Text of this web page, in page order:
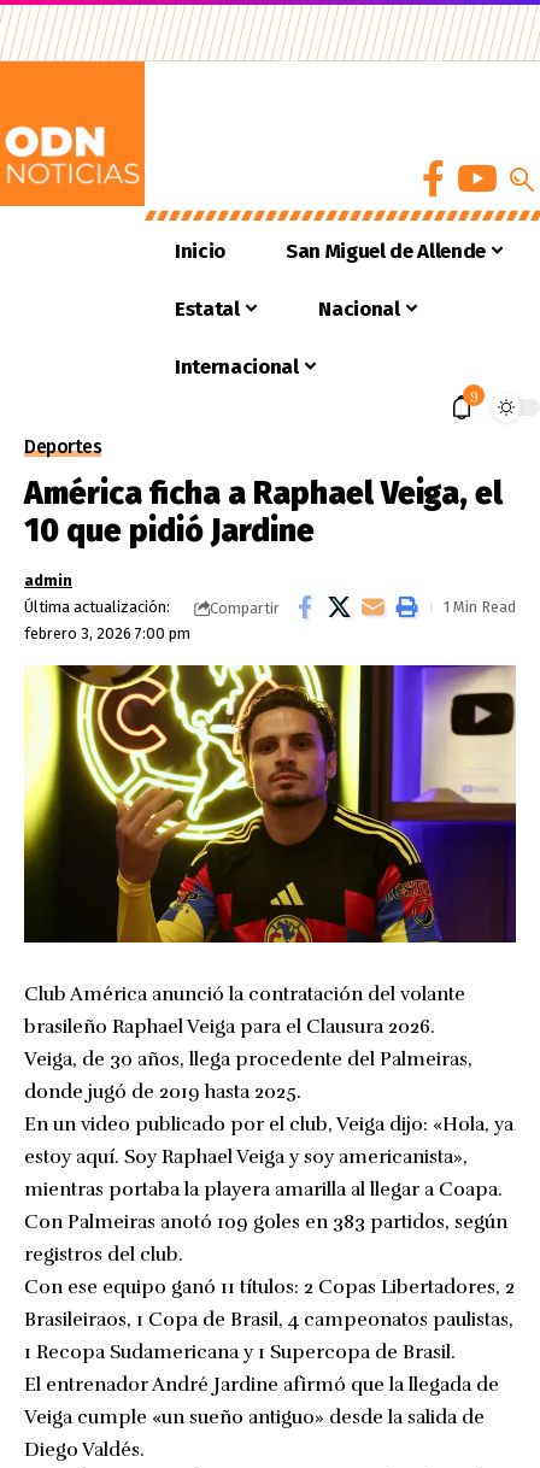
Inicio San Miguel de Allende
Estatal Nacional
Internacional
9
Deportes
América ficha a Raphael Veiga, el
10 que pidió Jardine
Última actualización:
febrero 3, 2026 7:00 pm
admin
Compartir
1 Min Read
Club América anunció la contratación del volante
brasileño Raphael Veiga para el Clausura 2026.
Veiga, de 30 años, llega procedente del Palmeiras,
donde jugó de 2019 hasta 2025.
En un video publicado por el club, Veiga dijo: «Hola, ya
estoy aquí. Soy Raphael Veiga y soy americanista»,
mientras portaba la playera amarilla al llegar a Coapa.
Con Palmeiras anotó 109 goles en 383 partidos, según
registros del club.
Con ese equipo ganó 11 títulos: 2 Copas Libertadores, 2
Brasileiraos, 1 Copa de Brasil, 4 campeonatos paulistas,
1 Recopa Sudamericana y 1 Supercopa de Brasil.
El entrenador André Jardine afirmó que la llegada de
Veiga cumple «un sueño antiguo» desde la salida de
Diego Valdés.